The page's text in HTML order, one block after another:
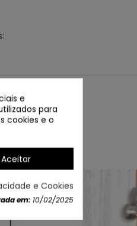
e
para
cookies e o
Aceitar
e Cookies
em: 10/02/2025